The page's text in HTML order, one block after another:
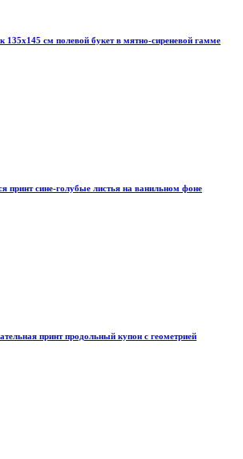
см полевой букет в мятно-сиреневой гамме
принт сине-голубые листья на ванильном фоне
принт продольный купон с геометрией